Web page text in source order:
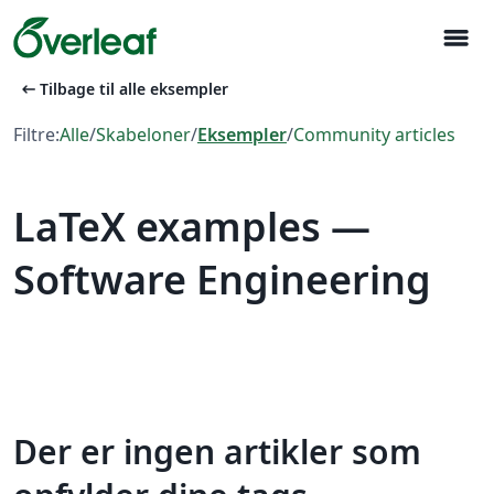
menu
arrow_left_alt Tilbage til alle eksempler
Filtre:Alle/Skabeloner/Eksempler/Community articles
LaTeX examples —
Software Engineering
Der er ingen artikler som